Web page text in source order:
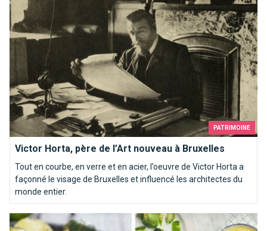
PATRIMOINE
Victor Horta, père de l’Art nouveau à Bruxelles
Tout en courbe, en verre et en acier, l’oeuvre de Victor Horta a
façonné le visage de Bruxelles et influencé les architectes du
monde entier.
Top 10 des recettes pour aimer les choux de Bruxelles